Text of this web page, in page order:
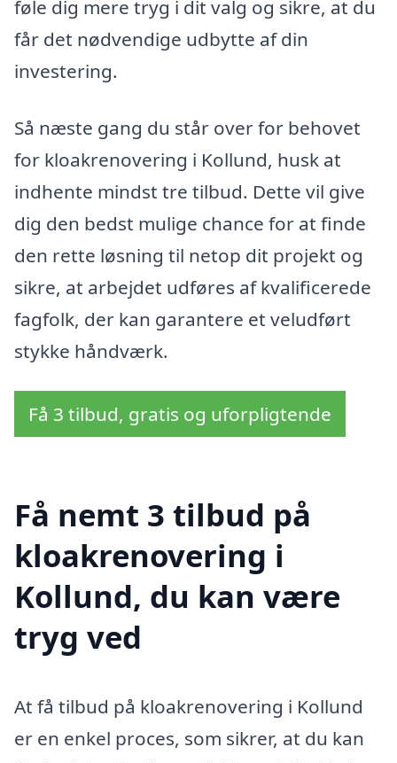
føle dig mere tryg i dit valg og sikre, at du
får det nødvendige udbytte af din
investering.
Så næste gang du står over for behovet
for kloakrenovering i Kollund, husk at
indhente mindst tre tilbud. Dette vil give
dig den bedst mulige chance for at finde
den rette løsning til netop dit projekt og
sikre, at arbejdet udføres af kvalificerede
fagfolk, der kan garantere et veludført
stykke håndværk.
Få 3 tilbud, gratis og uforpligtende
Få nemt 3 tilbud på
kloakrenovering i
Kollund, du kan være
tryg ved
At få tilbud på kloakrenovering i Kollund
er en enkel proces, som sikrer, at du kan